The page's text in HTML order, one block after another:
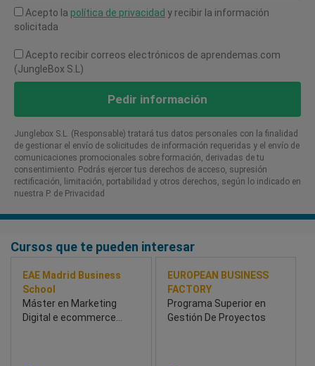
Acepto la política de privacidad y recibir la información
solicitada
Acepto recibir correos electrónicos de aprendemas.com
(JungleBox S.L)
Pedir información
Junglebox S.L. (Responsable) tratará tus datos personales con la finalidad
de gestionar el envío de solicitudes de información requeridas y el envío de
comunicaciones promocionales sobre formación, derivadas de tu
consentimiento. Podrás ejercer tus derechos de acceso, supresión
rectificación, limitación, portabilidad y otros derechos, según lo indicado en
nuestra P. de Privacidad​
Cursos que te pueden interesar
EAE Madrid Business
School
Máster en Marketing
Digital e ecommerce
EUROPEAN BUSINESS
FACTORY
Programa Superior en
Gestión De Proyectos